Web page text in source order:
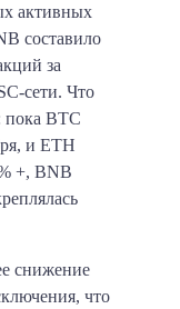
активных
составило
за
сети. Что
пока BTC
и ETH
+, BNB
снижение
что